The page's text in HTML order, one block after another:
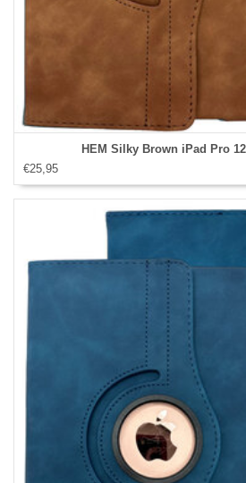
HEM Silky Brown iPad Pro
€25,95